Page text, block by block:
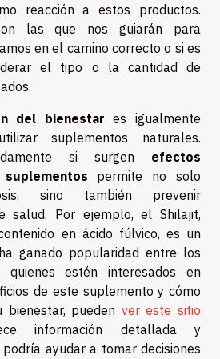
reacción a estos productos.
las que nos guiarán para
en el camino correcto o si es
el tipo o la cantidad de
del bienestar es igualmente
suplementos naturales.
si surgen efectos
permite no solo
sino también prevenir
salud. Por ejemplo, el Shilajit,
en ácido fúlvico, es un
ganado popularidad entre los
quienes estén interesados en
de este suplemento y cómo
bienestar, pueden ver este sitio
información detallada y
ayudar a tomar decisiones